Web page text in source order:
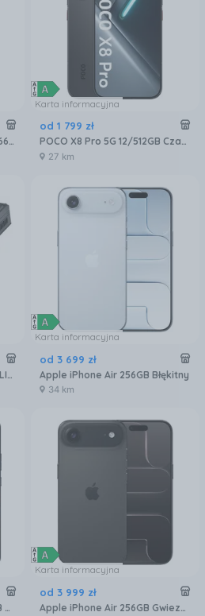
Samsung Galaxy A56 SM-A566 8/256GB Grafitowy
Karta informacyjna
od 1 799 zł
POCO X8 Pro 5G 12/512GB Czarny
27 km
Karta graficzna GeForce PALIT RTX 5080 Gaming Pro 16GB GDDR7 DLSS 4 (NE75080019T2GB2031A)
Karta informacyjna
od 3 699 zł
Apple iPhone Air 256GB Błękitny
34 km
Motorola Signature 16/512GB Czarny
Karta informacyjna
od 3 999 zł
Apple iPhone Air 256GB Gwiezdna czerń